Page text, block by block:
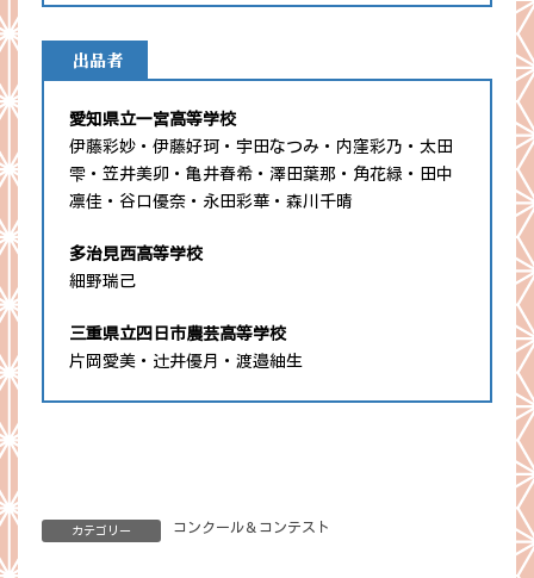
出品者
愛知県立一宮高等学校
伊藤彩妙・伊藤好珂・宇田なつみ・内窪彩乃・太田
雫・笠井美卯・亀井春希・澤田葉那・角花緑・田中
凛佳・谷口優奈・永田彩華・森川千晴
多治見西高等学校
細野瑞己
三重県立四日市農芸高等学校
片岡愛美・辻井優月・渡邉紬生
カテゴリー コンクール＆コンテスト